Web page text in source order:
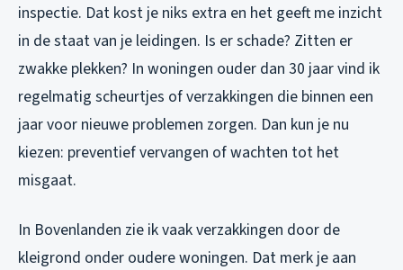
inspectie. Dat kost je niks extra en het geeft me inzicht
in de staat van je leidingen. Is er schade? Zitten er
zwakke plekken? In woningen ouder dan 30 jaar vind ik
regelmatig scheurtjes of verzakkingen die binnen een
jaar voor nieuwe problemen zorgen. Dan kun je nu
kiezen: preventief vervangen of wachten tot het
misgaat.
In Bovenlanden zie ik vaak verzakkingen door de
kleigrond onder oudere woningen. Dat merk je aan